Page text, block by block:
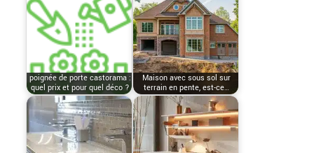
poignée de porte castorama :
quel prix et pour quel déco ?
Maison avec sous sol sur
terrain en pente, est-ce…